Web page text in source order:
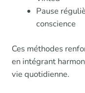
Pause
conscience
Ces méthodes
en intégrant
vie quotidienne.